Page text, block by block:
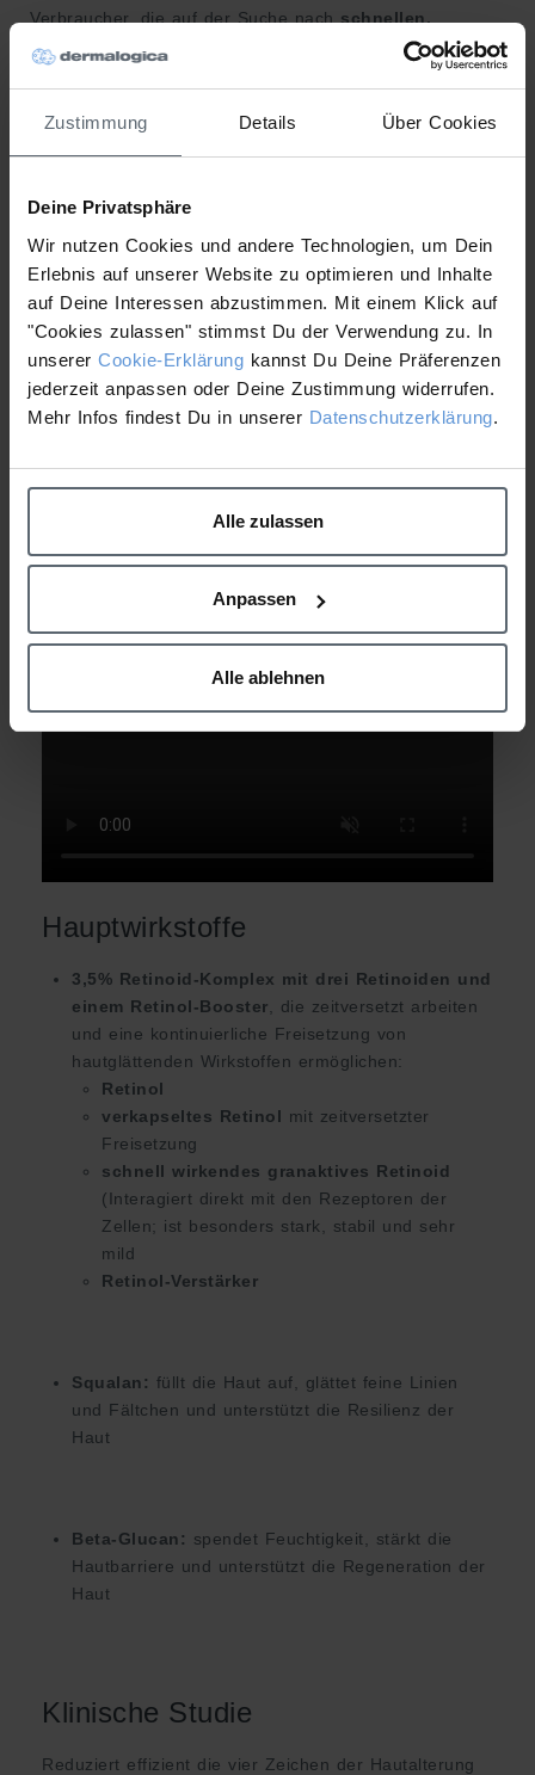
Zustimmung Details Über Cookies
Deine Privatsphäre
Wir nutzen Cookies und andere Technologien, um Dein
Erlebnis auf unserer Website zu optimieren und Inhalte
auf Deine Interessen abzustimmen. Mit einem Klick auf
"Cookies zulassen" stimmst Du der Verwendung zu. In
unserer Cookie-Erklärung kannst Du Deine Präferenzen
jederzeit anpassen oder Deine Zustimmung widerrufen.
Mehr Infos findest Du in unserer Datenschutzerklärung.
Alle zulassen
Anpassen
Alle ablehnen
Verbraucher, die auf der Suche nach schnellen,
sichtbaren Ergebnissen
sind, greifen häufig zuRetinol
– dem Goldstandard bei der Behandlung von
Zeichen
gleich.
hochdosierten, schnell wirkenden
undBooster-Technologieentwickelt, mit dem Ziel, das
Erscheinungsbild der Haut zu verändern,ohne die
Hautgesundheit zu beeinträchtigen.
Dynamic Skin Retinol Serumist ein Multi-Retinoid-
Serum und wirkt gegen vier Zeichen der Hautalterung:
Das Erscheinungsbild von Falten wird gemildert, die Haut
minimiert und der Hautton ausgeglichen.
ZUM FACTSHEET
Hauptwirkstoffe
3,5% Retinoid-Komplex mit drei Retinoiden und
einem Retinol-Booster , die zeitversetzt arbeiten
und eine kontinuierliche Freisetzung von
hautglättenden Wirkstoffen ermöglichen:
Retinol
verkapseltes Retinol mit zeitversetzter
Freisetzung
schnell wirkendes granaktives Retinoid
(Interagiert direkt mit den Rezeptoren der
Zellen; ist besonders stark, stabil und sehr
mild
Retinol-Verstärker
Squalan: füllt die Haut auf, glättet feine Linien
und Fältchen und unterstützt die Resilienz der
Haut
Beta-Glucan: spendet Feuchtigkeit, stärkt die
Hautbarriere und unterstützt die Regeneration der
Haut
Klinische Studie
Reduziert effizient die vier Zeichen der Hautalterung